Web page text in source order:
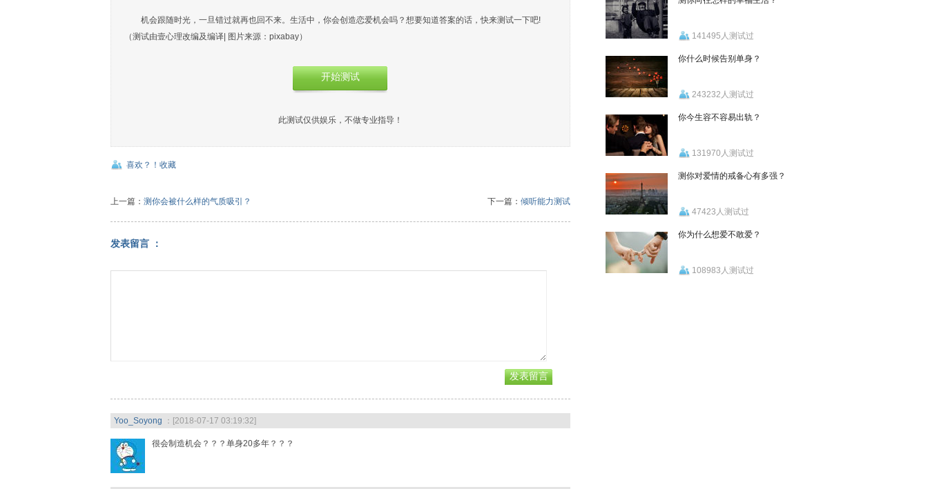
机会跟随时光，一旦错过就再也回不来。生活中，你会创造恋爱机会吗？想要知道答案的话，快来测试一下吧!
（测试由壹心理改编及编译| 图片来源：pixabay）
开始测试
此测试仅供娱乐，不做专业指导！
喜欢？！收藏
上一篇： 测你会被什么样的气质吸引？ 下一篇： 倾听能力测试
发表留言 ：
Yoo_Soyong ：[2018-07-17 03:19:32]
很会制造机会？？？单身20多年？？？
141495人测试过
你什么时候告别单身？
243232人测试过
你今生容不容易出轨？
131970人测试过
测你对爱情的戒备心有多强？
47423人测试过
你为什么想爱不敢爱？
108983人测试过